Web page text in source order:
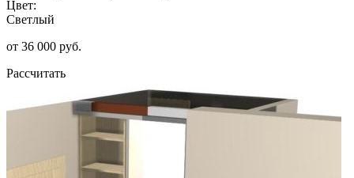
Цвет:
Светлый
от 36 000 руб.
Рассчитать